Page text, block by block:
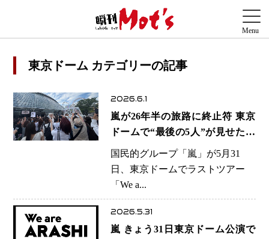
東京ドーム カテゴリーの記事
2026.6.1
嵐が26年半の旅路に終止符 東京
ドームで“最後の5人”が見せた涙
と笑顔
国民的グループ「嵐」が5月31
日、東京ドームでラストツアー
「We a...
2026.5.31
嵐 きょう31日東京ドーム公演で